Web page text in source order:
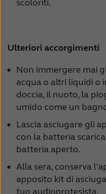
scoloriti.
Ulteriori accorgimenti
Non immergere mai
acqua o altri liquidi o
doccia, il nuoto, la
umido come un
Lascia asciugare gli
con la batteria
batteria aperto.
Alla sera, conserva
apposito kit di
tuo audioprotesista.